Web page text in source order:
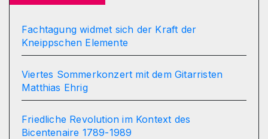
Fachtagung widmet sich der Kraft der
Kneippschen Elemente
Viertes Sommerkonzert mit dem Gitarristen
Matthias Ehrig
Friedliche Revolution im Kontext des
Bicentenaire 1789-1989